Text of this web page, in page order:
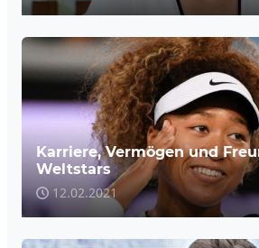
Karriere, Vermögen und
Weltstars
12.02.2021